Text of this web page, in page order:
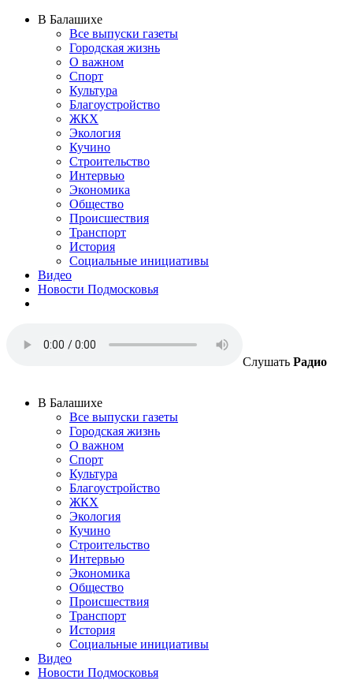
В Балашихе
Все выпуски газеты
Городская жизнь
О важном
Спорт
Культура
Благоустройство
ЖКХ
Экология
Кучино
Строительство
Интервью
Экономика
Общество
Происшествия
Транспорт
История
Социальные инициативы
Видео
Новости Подмосковья
Слушать Радио
В Балашихе
Все выпуски газеты
Городская жизнь
О важном
Спорт
Культура
Благоустройство
ЖКХ
Экология
Кучино
Строительство
Интервью
Экономика
Общество
Происшествия
Транспорт
История
Социальные инициативы
Видео
Новости Подмосковья